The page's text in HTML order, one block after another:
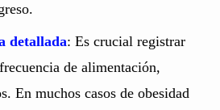
detallada: Es crucial registrar
de alimentación,
En muchos casos de obesidad